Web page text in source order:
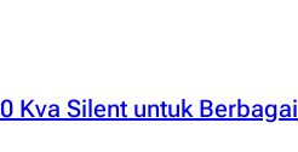
Kva Silent untuk Berbagai